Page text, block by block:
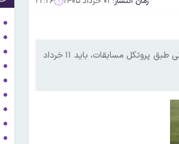
دبیرکل فدراسیون فوتبال گفت: فهرست نهایی تیم ملی شامل ۲۶ بازیکن، برای حضور در جام جهانی طبق پروتکل مسابقات، باید ۱۱ خرداد